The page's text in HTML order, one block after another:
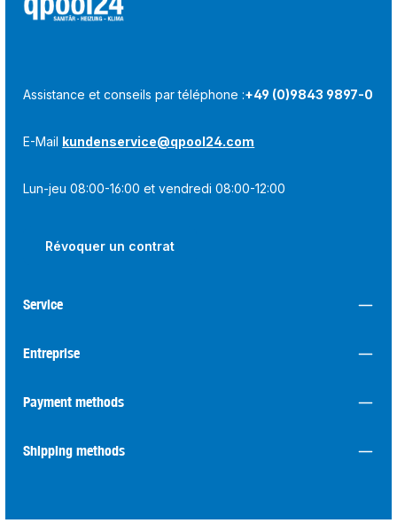
Assistance et conseils par téléphone :+49 (0)9843 9897-0
E-Mail kundenservice@qpool24.com
Lun-jeu 08:00-16:00 et vendredi 08:00-12:00
Révoquer un contrat
Service
Entreprise
Payment methods
Shipping methods